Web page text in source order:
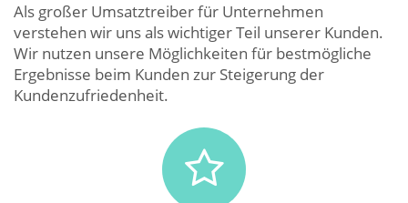
Als großer Umsatztreiber für Unternehmen
verstehen wir uns als wichtiger Teil unserer Kunden.
Wir nutzen unsere Möglichkeiten für bestmögliche
Ergebnisse beim Kunden zur Steigerung der
Kundenzufriedenheit.